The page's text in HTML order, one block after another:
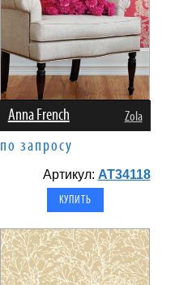
Anna French Zola
по запросу
Артикул: AT34118